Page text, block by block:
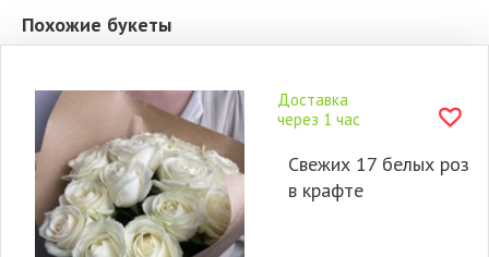
Похожие букеты
Доставка
через 1 час
Свежих 17 белых роз
в крафте